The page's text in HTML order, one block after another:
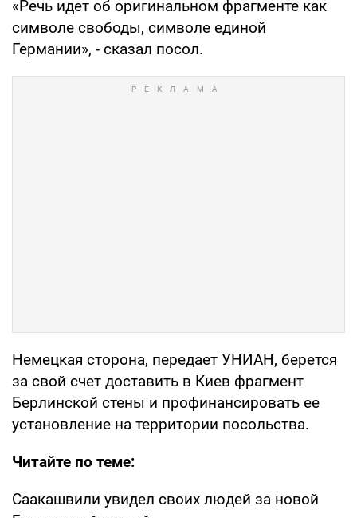
«Речь идет об оригинальном фрагменте как
символе свободы, символе единой
Германии», - сказал посол.
Немецкая сторона, передает УНИАН, берется
за свой счет доставить в Киев фрагмент
Берлинской стены и профинансировать ее
установление на территории посольства.
Читайте по теме:
Саакашвили увидел своих людей за новой